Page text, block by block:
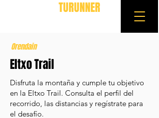
TURUNNER
Orendain
Eltxo Trail
Disfruta la montaña y cumple tu objetivo
en la Eltxo Trail. Consulta el perfil del
recorrido, las distancias y regístrate para
el desafío.